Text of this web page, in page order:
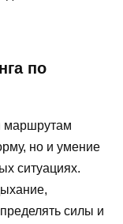
по
маршрутам
но и умение
ситуациях.
силы и